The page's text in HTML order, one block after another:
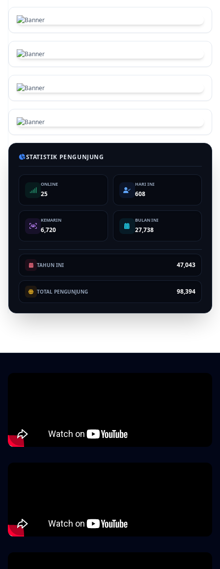
STATISTIK PENGUNJUNG
ONLINE
25
HARI INI
608
KEMARIN
6,720
BULAN INI
27,738
TAHUN INI 47,043
TOTAL PENGUNJUNG 98,394